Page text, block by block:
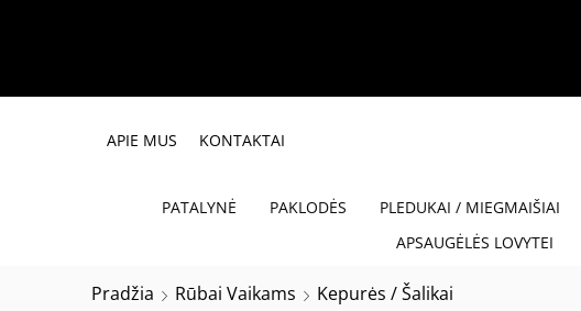
APIE MUS KONTAKTAI
PATALYNĖ PAKLODĖS PLEDUKAI / MIEGMAIŠIAI
APSAUGĖLĖS LOVYTEI
Pradžia Rūbai Vaikams Kepurės / Šalikai